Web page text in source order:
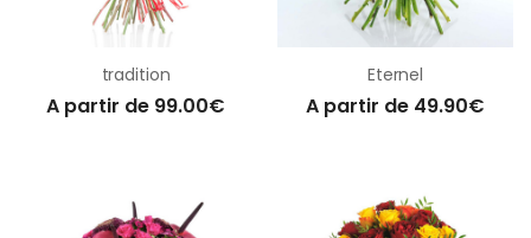
tradition
A partir de 99.00€
Eternel
A partir de 49.90€